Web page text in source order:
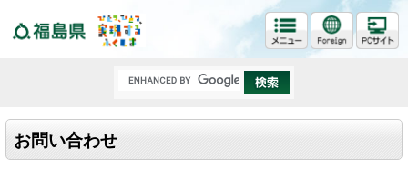
お問い合わせ